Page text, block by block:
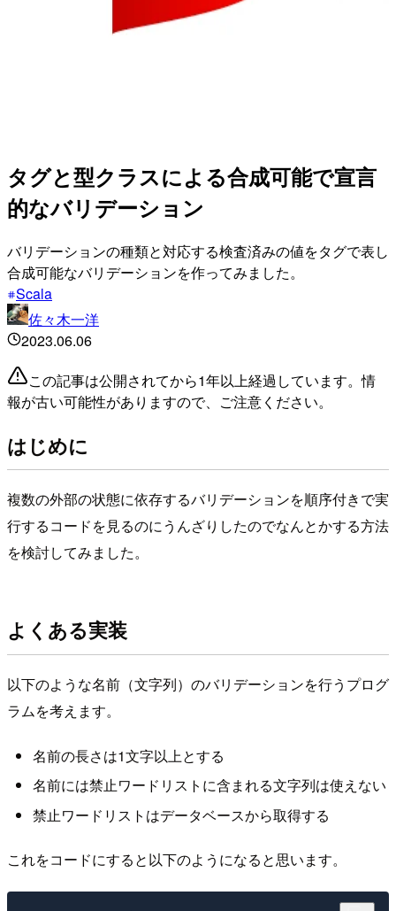
タグと型クラスによる合成可能で宣言
的なバリデーション
バリデーションの種類と対応する検査済みの値をタグで表し
合成可能なバリデーションを作ってみました。
Scala
佐々木一洋
2023.06.06
この記事は公開されてから1年以上経過しています。情
報が古い可能性がありますので、ご注意ください。
はじめに
複数の外部の状態に依存するバリデーションを順序付きで実
行するコードを見るのにうんざりしたのでなんとかする方法
を検討してみました。
よくある実装
以下のような名前（文字列）のバリデーションを行うプログ
ラムを考えます。
名前の長さは1文字以上とする
名前には禁止ワードリストに含まれる文字列は使えない
禁止ワードリストはデータベースから取得する
これをコードにすると以下のようになると思います。